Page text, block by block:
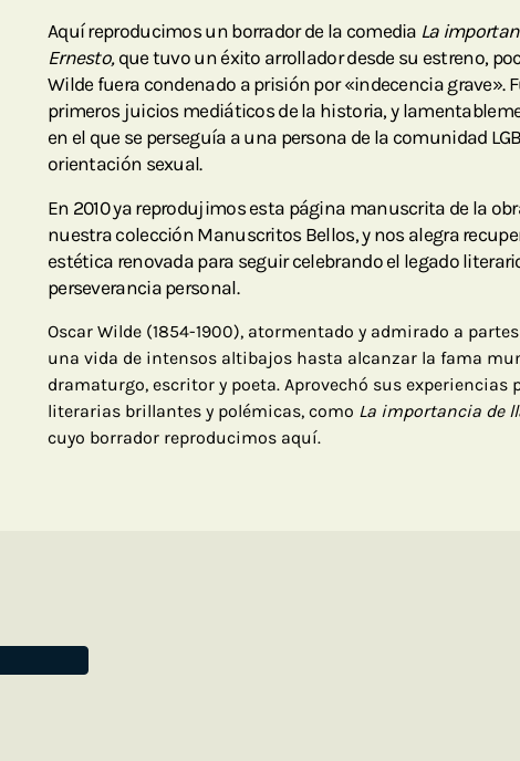
Aquí reproducimos un borrador de la comedia La
Ernesto,que tuvo un éxito arrollador desde su estreno,
Wilde fuera condenado a prisión por «indecencia grave».
primeros juicios mediáticos de la historia, y
en el que se perseguía a una persona de la comunidad
orientación sexual.
En 2010 ya reprodujimos esta página manuscrita de la
nuestra colección Manuscritos Bellos, y nos alegra
estética renovada para seguir celebrando el legado
perseverancia personal.
Oscar Wilde (1854-1900), atormentado y admirado a
una vida de intensos altibajos hasta alcanzar la fama
dramaturgo, escritor y poeta. Aprovechó sus experiencias
literarias brillantes y polémicas, como La importancia de
cuyo borrador reproducimos aquí.